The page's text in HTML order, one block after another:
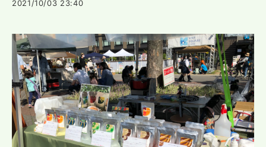
2021/10/03 23:40